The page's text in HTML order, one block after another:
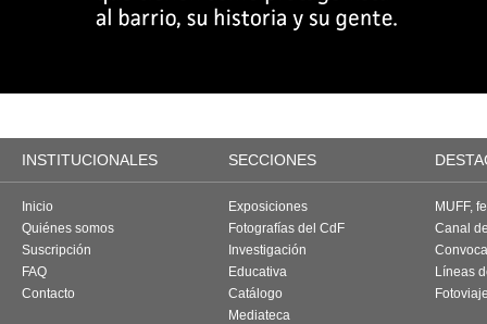
INSTITUCIONALES SECCIONES
Inicio
Quiénes somos
Suscripción
FAQ
Contacto
Exposiciones
Fotografías del CdF
Investigación
Educativa
Catálogo
Mediateca
MUFF,
Canal
Líneas